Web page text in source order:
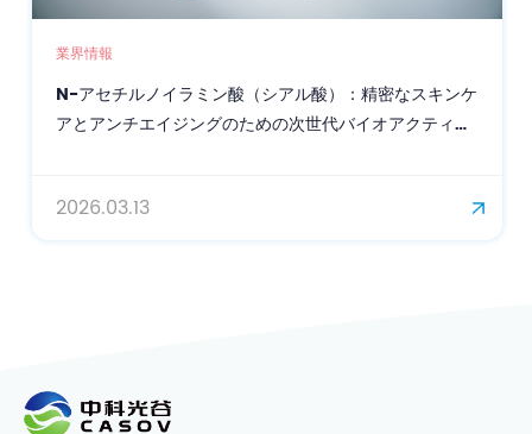
業界情報
N-アセチルノイラミン酸（シアル酸）：精密なスキンケ
アとアンチエイジングのための次世代バイオアクティブ
2026.03.13